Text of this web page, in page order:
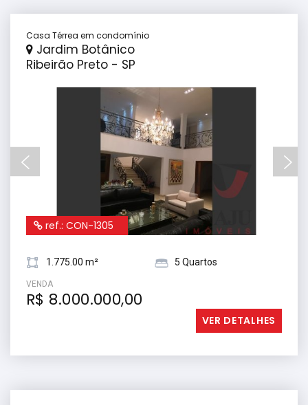
Casa Térrea em condomínio
Jardim Botânico
Ribeirão Preto - SP
ref.: CON-1305
1.775.00 m² 5 Quartos
VENDA
R$ 8.000.000,00
VER DETALHES